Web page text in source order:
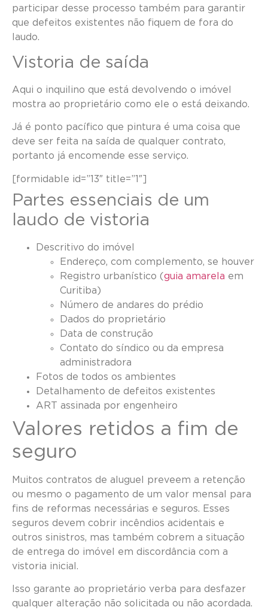
participar desse processo também para garantir
que defeitos existentes não fiquem de fora do
laudo.
Vistoria de saída
Aqui o inquilino que está devolvendo o imóvel
mostra ao proprietário como ele o está deixando.
Já é ponto pacífico que pintura é uma coisa que
deve ser feita na saída de qualquer contrato,
portanto já encomende esse serviço.
[formidable id=”13″ title=”1″]
Partes essenciais de um
laudo de vistoria
Descritivo do imóvel
Endereço, com complemento, se houver
Registro urbanístico (guia amarela em
Curitiba)
Número de andares do prédio
Dados do proprietário
Data de construção
Contato do síndico ou da empresa
administradora
Fotos de todos os ambientes
Detalhamento de defeitos existentes
ART assinada por engenheiro
Valores retidos a fim de
seguro
Muitos contratos de aluguel preveem a retenção
ou mesmo o pagamento de um valor mensal para
fins de reformas necessárias e seguros. Esses
seguros devem cobrir incêndios acidentais e
outros sinistros, mas também cobrem a situação
de entrega do imóvel em discordância com a
vistoria inicial.
Isso garante ao proprietário verba para desfazer
qualquer alteração não solicitada ou não acordada.